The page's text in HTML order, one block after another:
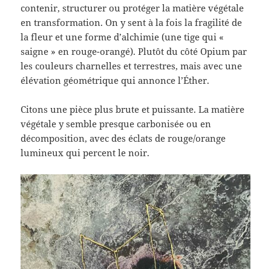
contenir, structurer ou protéger la matière végétale
en transformation. On y sent à la fois la fragilité de
la fleur et une forme d’alchimie (une tige qui «
saigne » en rouge-orangé). Plutôt du côté Opium par
les couleurs charnelles et terrestres, mais avec une
élévation géométrique qui annonce l’Éther.
Citons une pièce plus brute et puissante. La matière
végétale y semble presque carbonisée ou en
décomposition, avec des éclats de rouge/orange
lumineux qui percent le noir.